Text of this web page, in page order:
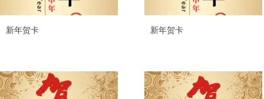
新年贺卡 新年贺卡